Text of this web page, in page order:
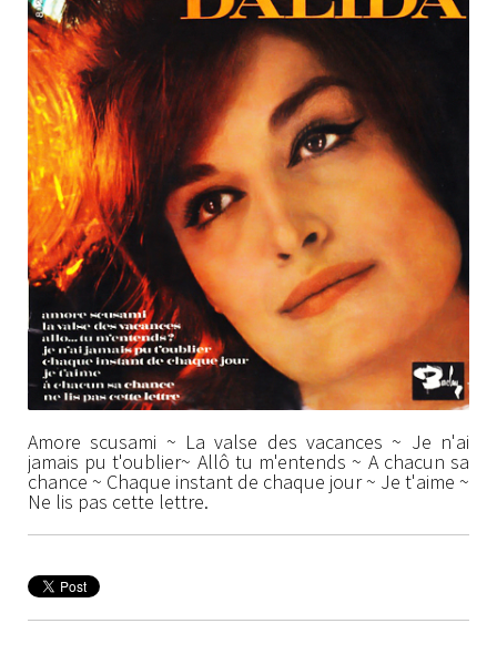
Amore scusami ~ La valse des vacances ~ Je n'ai
jamais pu t'oublier~ Allô tu m'entends ~ A chacun sa
chance ~ Chaque instant de chaque jour ~ Je t'aime ~
Ne lis pas cette lettre.